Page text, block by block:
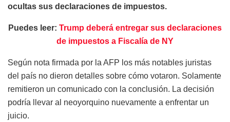
ocultas sus declaraciones de impuestos.
Puedes leer: Trump deberá entregar sus declaraciones
de impuestos a Fiscalía de NY
Según nota firmada por la AFP los más notables juristas
del país no dieron detalles sobre cómo votaron. Solamente
remitieron un comunicado con la conclusión. La decisión
podría llevar al neoyorquino nuevamente a enfrentar un
juicio.